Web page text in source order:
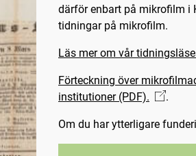
därför enbart på mikrofilm i
tidningar på mikrofilm.
Läs mer om vår
Förteckning över
institutioner (PDF).
.
Om du har ytterligare